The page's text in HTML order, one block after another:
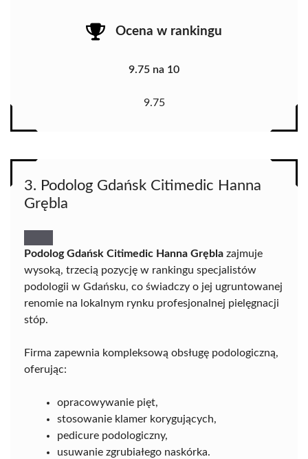
Ocena w rankingu
9.75 na 10
9.75
3. Podolog Gdańsk Citimedic Hanna
Grębla
Podolog Gdańsk Citimedic Hanna Grębla zajmuje
wysoką, trzecią pozycję w rankingu specjalistów
podologii w Gdańsku, co świadczy o jej ugruntowanej
renomie na lokalnym rynku profesjonalnej pielęgnacji
stóp.
Firma zapewnia kompleksową obsługę podologiczną,
oferując:
opracowywanie pięt,
stosowanie klamer korygujących,
pedicure podologiczny,
usuwanie zgrubiałego naskórka.